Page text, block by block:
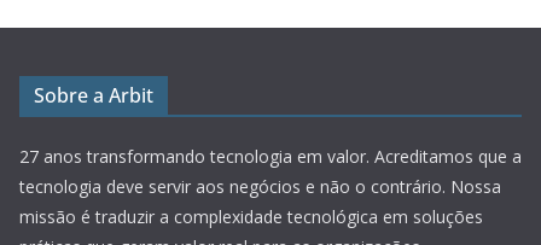
Sobre a Arbit
27 anos transformando tecnologia em valor. Acreditamos que a
tecnologia deve servir aos negócios e não o contrário. Nossa
missão é traduzir a complexidade tecnológica em soluções